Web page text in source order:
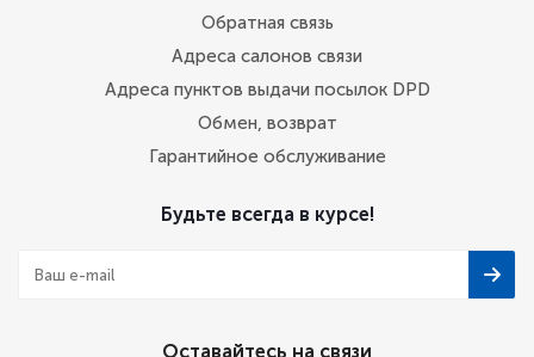
Обратная связь
Адреса салонов связи
Адреса пунктов выдачи посылок DPD
Обмен, возврат
Гарантийное обслуживание
Будьте всегда в курсе!
Оставайтесь на связи